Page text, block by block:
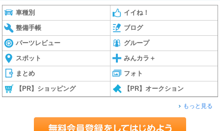
車種別 イイね！
整備手帳 ブログ
パーツレビュー グループ
スポット みんカラ＋
まとめ フォト
【PR】ショッピング 【PR】オークション
もっと見る